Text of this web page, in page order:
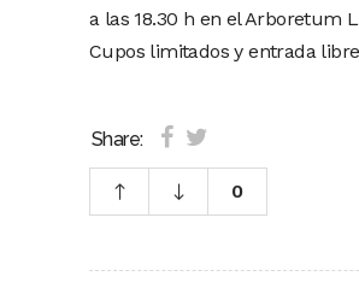
a las 18.30 h en el Arboretum
Cupos limitados y entrada
Share:
0